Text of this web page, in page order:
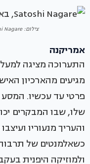
צילום: Satoshi Nagare, באדיבות NIGO. דונלד דאק
אמריקנה
מגיעים מהארכיון
פרטי עד עכשיו.
שלו, שבו המבקרים
והעריך מנעוריו
כשאלמנטים של
ולמוזיקה היפנית